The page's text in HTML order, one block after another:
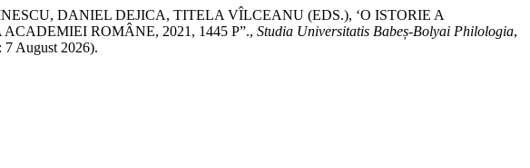
DANIEL DEJICA, TITELA VÎLCEANU (EDS.), ‘O ISTORIE A
ROMÂNE, 2021, 1445 P”., Studia Universitatis Babeș-Bolyai Philologia,
7 August 2026).